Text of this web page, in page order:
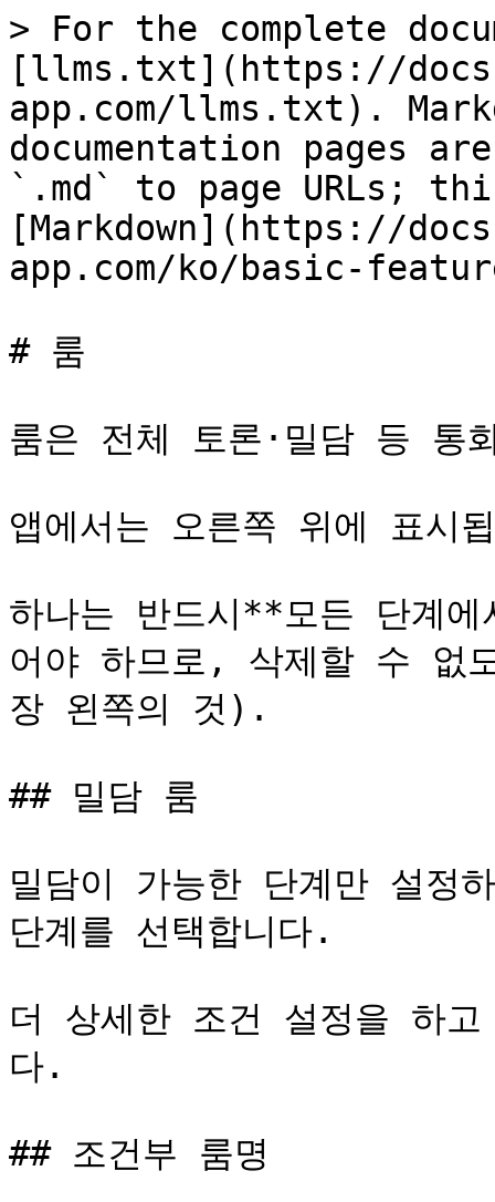
> For the complete
[llms.txt](https://
app.com/llms.txt).
documentation pages
`.md` to page URLs;
[Markdown](https://
app.com/ko/basic-
# 룸
룸은 전체 토론·밀담 등 통
앱에서는 오른쪽 위에 표시
하나는 반드시**모든 단계
어야 하므로, 삭제할 수 없
장 왼쪽의 것).
## 밀담 룸
밀담이 가능한 단계만 설정
단계를 선택합니다.
더 상세한 조건 설정을 하
다.
## 조건부 룸명